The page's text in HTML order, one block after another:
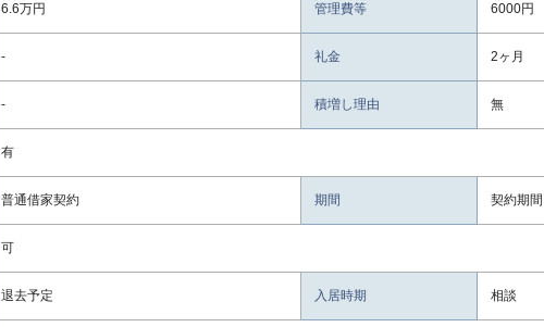
6.6万円 管理費等 6000円
- 礼金 2ヶ月
- 積増し理由 無
有
普通借家契約 期間 契約期
可
退去予定 入居時期 相談